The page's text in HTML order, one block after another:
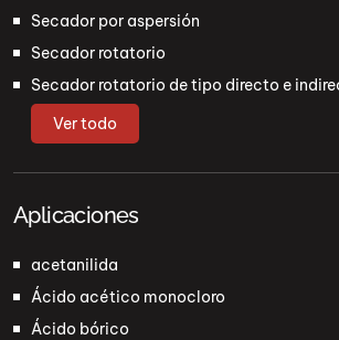
Secador por aspersión
Secador rotatorio
Secador rotatorio de tipo directo e
Ver todo
Aplicaciones
acetanilida
Ácido acético monocloro
Ácido bórico